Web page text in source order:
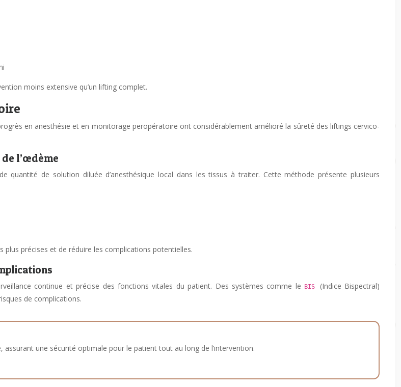
moins extensive qu’un lifting complet.
en anesthésie et en monitorage peropératoire ont considérablement amélioré la sûreté des liftings cervico-
l’œdème
quantité de solution diluée d’anesthésique local dans les tissus à traiter. Cette méthode présente plusieurs
plus précises et de réduire les complications potentielles.
continue et précise des fonctions vitales du patient. Des systèmes comme le BIS (Indice Bispectral)
de complications.
une sécurité optimale pour le patient tout au long de l’intervention.